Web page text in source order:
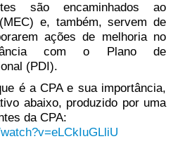
são encaminhados ao
e, também, servem de
ações de melhoria no
com o Plano de
(PDI).
é a CPA e sua importância,
abaixo, produzido por uma
da CPA:
v=eLCkIuGLliU